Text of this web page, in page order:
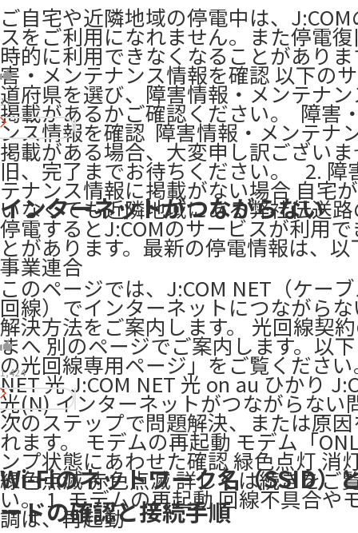
ご自宅や近隣地域の停電中は、
スをご利用になれません。また停電
時的に利用できなくなることがありま
害・メンテナンス情報を確認 以下の
道府県を選び、障害情報・メンテナ
掲載があるかご確認ください。 ​ 障害
ンス情報を確認 ​ 障害情報・メンテナ
掲載がある場合、大変申し訳ござい
旧、完了までお待ちください。 ​ ​ 2. 障
テナンス情報に掲載がない場合 自宅
いなくても近隣地域にある弊社伝送
停電するとJ:COMのサービスが利用
とがあります。最新の停電情報は、
事業連合
17
インターネットがつながらない
このページでは、J:COM NET（ケー
回線）でインターネットにつながら
解決方法をご案内します。 光回線契
まへ 別のページでご案内します。以
の光回線専用ページ」をご覧ください
NET 光 J:COM NET 光 on au ひかり
光(N) インターネットがつながらない
次のステップで問題解決、または原
れます。 モデムの再起動 モデム「
ンプ状態にあわせた確認 緑色点灯 消
緑色点滅 赤色点滅 詳しくは続きをご
い。 1. モデムの再起動 回線不具合や
調は、再起動
1,424
Wi-Fiのネットワーク名（SSID）
ードの確認と接続手順